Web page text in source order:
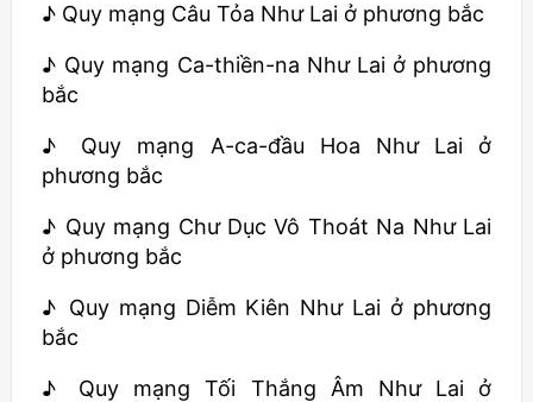
♪ Quy mạng Câu Tỏa Như Lai ở phương bắc
♪ Quy mạng Ca-thiền-na Như Lai ở phương
bắc
♪ Quy mạng A-ca-đầu Hoa Như Lai ở
phương bắc
♪ Quy mạng Chư Dục Vô Thoát Na Như Lai
ở phương bắc
♪ Quy mạng Diễm Kiên Như Lai ở phương
bắc
♪ Quy mạng Tối Thắng Âm Như Lai ở